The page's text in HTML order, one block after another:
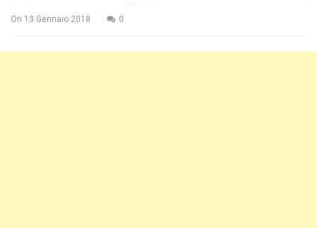
On 13 Gennaio 2018 0